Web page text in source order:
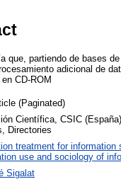
que, partiendo de bases
adicional de
CD-ROM
(Paginated)
Científica, CSIC
Directories
treatment for information
use and sociology of
Sigalat